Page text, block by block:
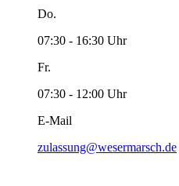
Do.
07:30 - 16:30 Uhr
Fr.
07:30 - 12:00 Uhr
E-Mail
zulassung@wesermarsch.de